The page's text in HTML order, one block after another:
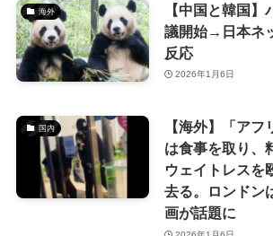
海外
【中国と韓国
議開始→日本ネ
反応
2026年1月6日
国内
【海外】「ア
は食事を取り、
ウェイトレスを
去る。ロンドン
画が話題に